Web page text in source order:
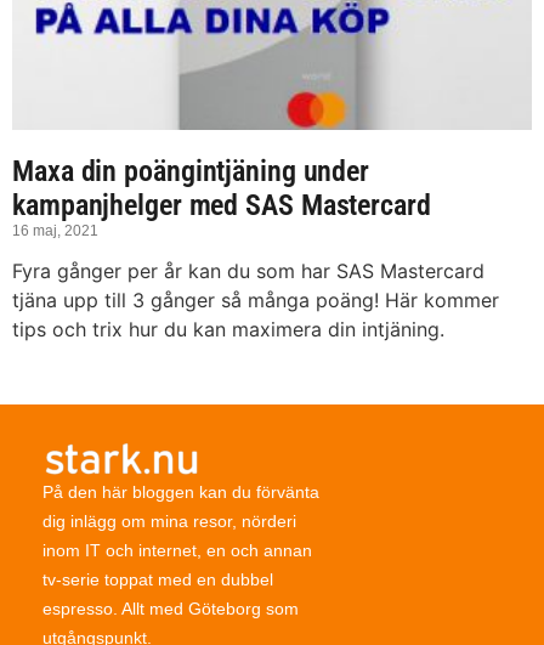
Maxa din poängintjäning under
kampanjhelger med SAS Mastercard
16 maj, 2021
Fyra gånger per år kan du som har SAS Mastercard
tjäna upp till 3 gånger så många poäng! Här kommer
tips och trix hur du kan maximera din intjäning.
På den här bloggen kan du förvänta
dig inlägg om mina resor, nörderi
inom IT och internet, en och annan
tv-serie toppat med en dubbel
espresso. Allt med Göteborg som
utgångspunkt.